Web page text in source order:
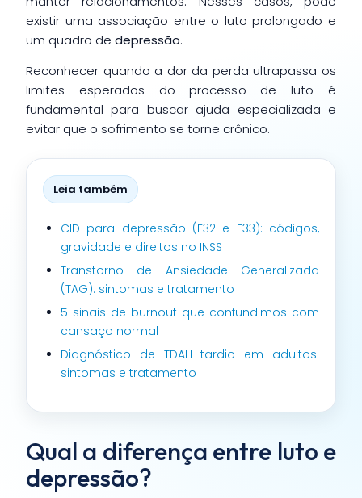
existir uma associação entre o luto prolongado e
um quadro de depressão.
Reconhecer quando a dor da perda ultrapassa os
limites esperados do processo de luto é
fundamental para buscar ajuda especializada e
evitar que o sofrimento se torne crônico.
Leia também
CID para depressão (F32 e F33): códigos,
gravidade e direitos no INSS
Transtorno de Ansiedade Generalizada
(TAG): sintomas e tratamento
5 sinais de burnout que confundimos com
cansaço normal
Diagnóstico de TDAH tardio em adultos:
sintomas e tratamento
Qual a diferença entre luto e
depressão?